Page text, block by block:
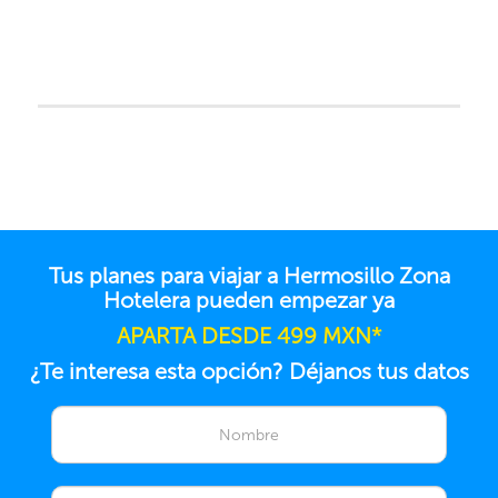
Tus planes para viajar a Hermosillo Zona
Hotelera pueden empezar ya
APARTA DESDE 499 MXN*
¿Te interesa esta opción? Déjanos tus datos